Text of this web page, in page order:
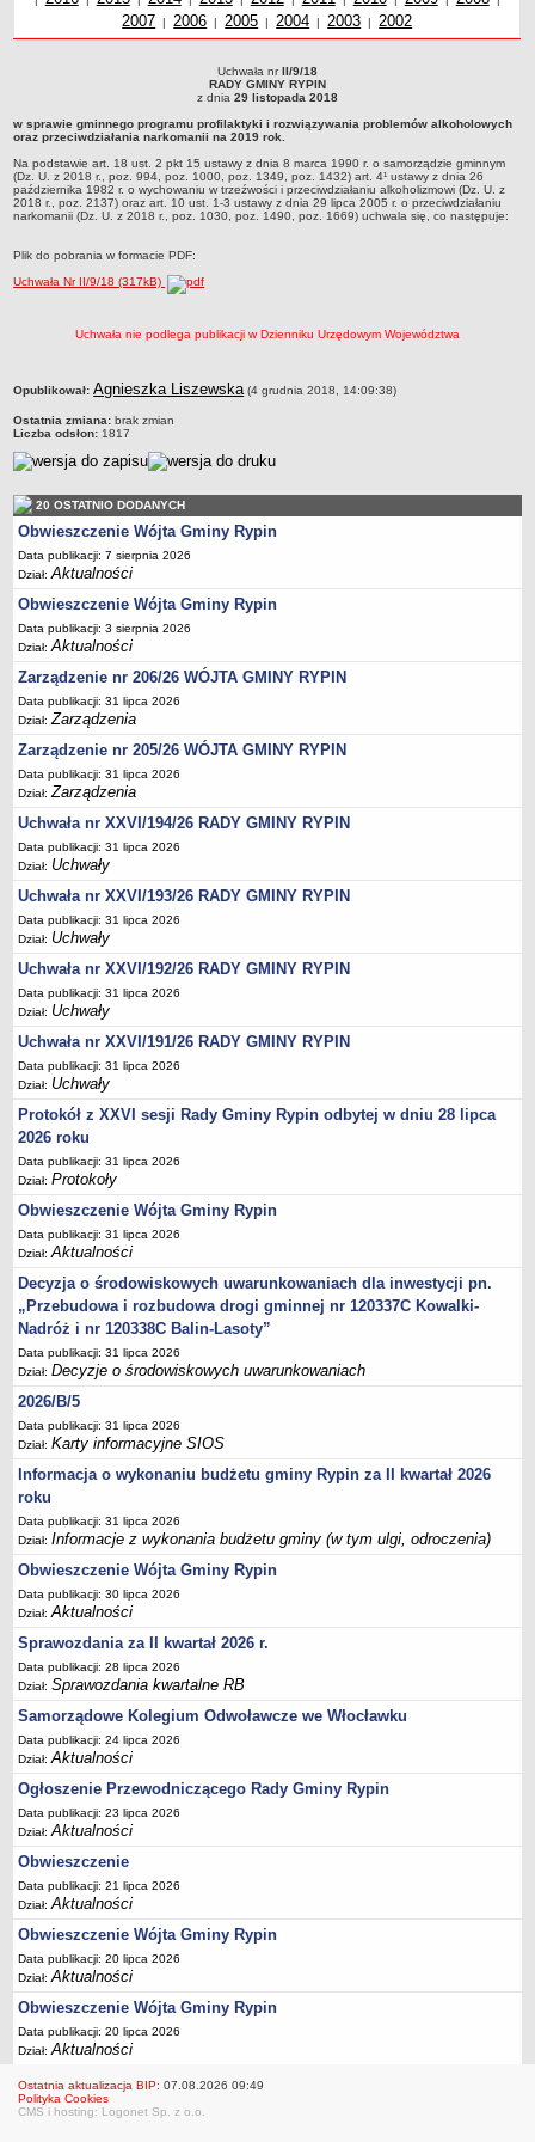
Dane statystyczne
Związki i stowarzyszenia
Realizacja zadań publicznych
Rejestr instytucji kultury
RODO Klauzule informacyjne
URZĄD GMINY
Dane teleadresowe
Nr konta bankowego, NIP, REGON
Pracownicy urzędu - urząd gminy
Kompetencje referatów
Regulamin organizacyjny
Regulamin naboru na wolne stanowiska urzędnicze
Ogłoszenia o naborze na wolne stanowiska urzędnicze
Lista kandydatów spełniających wymagania formalne w naborach na
wolne stanowiska urzędnicze
Wyniki naboru na wolne stanowiska urzędnicze
Petycje
Sygnaliści
Galeria
Raporty o stanie dostępności
Wnioski
Struktura organizacyjna
Rada gminy
Wójt
Urząd gminy
Jednostki organizacyjne, GOPS, Instytucja kultury, OSP
Jednostki pomocnicze - sołectwa
Plan pracy komisji rewizyjnej
Sesje Rady Gminy Rypin
PRAWO LOKALNE
Statut
Strategia rozwoju
Uchwały
Protokoły
Imienne wykazy głosowań radnych
Postać dokumentów
Akty Prawne, Dzienniki Ustaw, Monitory Polskie
Prawo miejscowe
Zarządzenia
Studium uwarunkowań i kierunków zagospodarowania
przestrzennego
Dane przestrzenne - MPZP
Stałe obwody głosowania, numery, granice oraz siedziby
obwodowych komisji wyborczych, opis granic okręgów wyborczych
Plan ogólny gminy Rypin
FINANSE GMINY
Budżet
Zmiany budżetu
Wieloletnia Prognoza Finansowa
Majątek gminy
Majątek jednostek organizacyjnych
Dług publiczny
Realizacja inwestycji
Sprawozdania z wykonania budżetu
Sprawozdania kwartalne RB
Sprawozdania finansowe
Informacje z wykonania budżetu gminy (w tym ulgi, odroczenia)
Interpretacje indywidualne
SPRAWY DO ZAŁATWIENIA
BUDOWA PRZYDOMOWYCH OCZYSZCZALNI ŚCIEKÓW -
DOFINANSOWANIE
Preferencyjny zakup węgla
Wykaz spraw
2007 | Uchwały z roku
2006 | Uchwały z roku
2005 | Uchwały z roku
2004 | Uchwały z roku
2003 | Uchwały z roku
2002
Uchwała nr II/9/18RADY GMINY RYPINz dnia 29 listopada 2018w sprawie gminnego
programu profilaktyki i rozwiązywania problemów alkoholowych oraz
z dnia 8 marca 1990 r. o samorządzie gminnym (Dz. U. z 2018 r., poz. 994, poz.
1000, poz. 1349, poz. 1432) art. 4¹ ustawy z dnia 26 października 1982 r. o
2137) oraz art. 10 ust. 1-3 ustawy z dnia 29 lipca 2005 r. o przeciwdziałaniu
narkomanii (Dz. U. z 2018 r., poz. 1030, poz. 1490, poz. 1669) uchwala się, co
następuje:
Uchwała nrII/9/18
RADY GMINY RYPIN
z dnia 29 listopada 2018
w sprawie gminnego programu profilaktyki i rozwiązywania problemów alkoholowych
oraz przeciwdziałania narkomanii na 2019 rok.
Na podstawie art. 18 ust. 2 pkt 15 ustawy z dnia 8 marca 1990 r. o samorządzie gminnym
(Dz. U. z 2018 r., poz. 994, poz. 1000, poz. 1349, poz. 1432) art. 4¹ ustawy z dnia 26
października 1982 r. o wychowaniu w trzeźwości i przeciwdziałaniu alkoholizmowi (Dz. U. z
2018 r., poz. 2137) oraz art. 10 ust. 1-3 ustawy z dnia 29 lipca 2005 r. o przeciwdziałaniu
narkomanii (Dz. U. z 2018 r., poz. 1030, poz. 1490, poz. 1669) uchwala się, co następuje:
Plik do pobrania w formacie PDF:
Uchwała Nr II/9/18 (317kB)
Uchwała nie podlega publikacji w Dzienniku Urzędowym Województwa
Opublikował: Agnieszka Liszewska (4 grudnia 2018, 14:09:38)
Ostatnia zmiana: brak zmian
Liczba odsłon: 1817
20 OSTATNIO DODANYCH
Obwieszczenie Wójta Gminy Rypin
Data publikacji: 7 sierpnia 2026
Dział:Aktualności
Obwieszczenie Wójta Gminy Rypin
Data publikacji: 3 sierpnia 2026
Dział:Aktualności
Zarządzenie nr 206/26 WÓJTA GMINY RYPIN
Data publikacji: 31 lipca 2026
Dział:Zarządzenia
Zarządzenie nr 205/26 WÓJTA GMINY RYPIN
Data publikacji: 31 lipca 2026
Dział:Zarządzenia
Uchwała nr XXVI/194/26 RADY GMINY RYPIN
Data publikacji: 31 lipca 2026
Dział: Uchwały
Uchwała nr XXVI/193/26 RADY GMINY RYPIN
Data publikacji: 31 lipca 2026
Dział: Uchwały
Uchwała nr XXVI/192/26 RADY GMINY RYPIN
Data publikacji: 31 lipca 2026
Dział: Uchwały
Uchwała nr XXVI/191/26 RADY GMINY RYPIN
Data publikacji: 31 lipca 2026
Dział: Uchwały
Protokół z XXVI sesji Rady Gminy Rypin odbytej w dniu 28 lipca
2026 roku
Data publikacji: 31 lipca 2026
Dział:Protokoły
Obwieszczenie Wójta Gminy Rypin
Data publikacji: 31 lipca 2026
Dział:Aktualności
Decyzja o środowiskowych uwarunkowaniach dla inwestycji pn.
„Przebudowa i rozbudowa drogi gminnej nr 120337C Kowalki-
Nadróż i nr 120338C Balin-Lasoty”
Data publikacji: 31 lipca 2026
Dział:Decyzje o środowiskowych uwarunkowaniach
2026/B/5
Data publikacji: 31 lipca 2026
Dział:Karty informacyjne SIOS
Informacja o wykonaniu budżetu gminy Rypin za II kwartał 2026
roku
Data publikacji: 31 lipca 2026
Dział:Informacje z wykonania budżetu gminy (w tym ulgi, odroczenia)
Obwieszczenie Wójta Gminy Rypin
Data publikacji: 30 lipca 2026
Dział:Aktualności
Sprawozdania za II kwartał 2026 r.
Data publikacji: 28 lipca 2026
Dział:Sprawozdania kwartalne RB
Samorządowe Kolegium Odwoławcze we Włocławku
Data publikacji: 24 lipca 2026
Dział:Aktualności
Ogłoszenie Przewodniczącego Rady Gminy Rypin
Data publikacji: 23 lipca 2026
Dział:Aktualności
Obwieszczenie
Data publikacji: 21 lipca 2026
Dział:Aktualności
Obwieszczenie Wójta Gminy Rypin
Data publikacji: 20 lipca 2026
Dział:Aktualności
Obwieszczenie Wójta Gminy Rypin
Data publikacji: 20 lipca 2026
Dział:Aktualności
Ostatnia aktualizacja BIP: 07.08.2026 09:49
Polityka Cookies
CMS i hosting: Logonet Sp. z o.o.